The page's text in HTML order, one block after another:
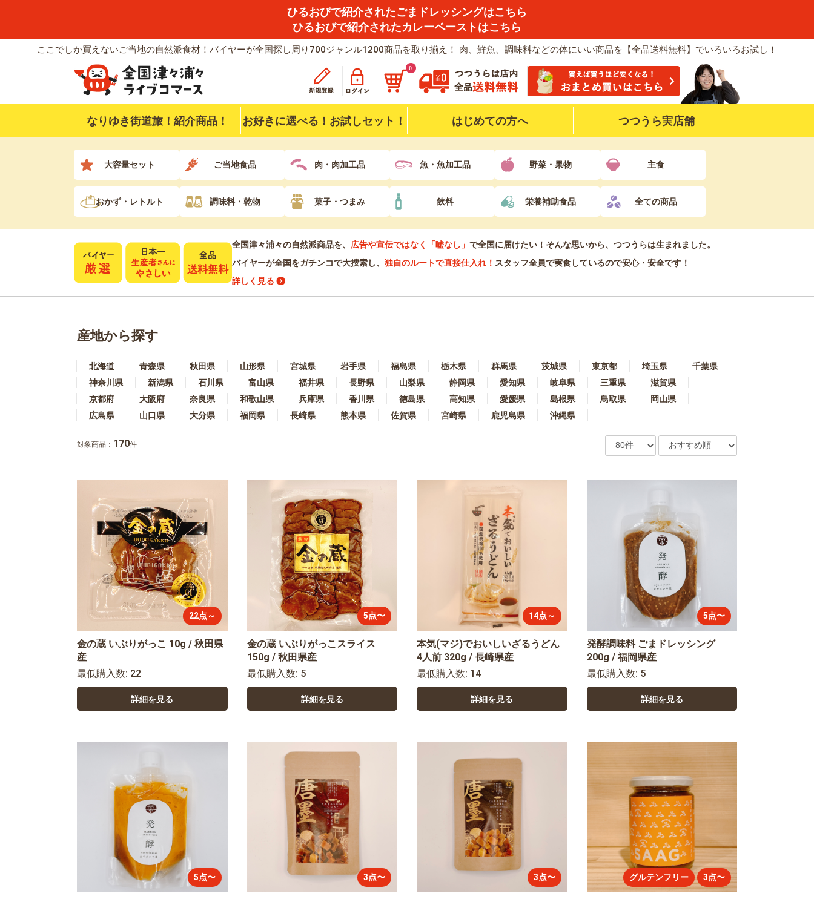
ひるおびで紹介されたごまドレッシングはこちら
ひるおびで紹介されたカレーペーストはこちら
ここでしか買えないご当地の自然派食材！バイヤーが全国探し周り700ジャンル1200商品を取り揃え！ 肉、鮮魚、調味料などの体にいい商品を【全品送料無料】でいろいろお試し！
0
なりゆき街道旅！紹介商品！ お好きに選べる！お試しセット！ はじめての方へ つつうら実店舗
大容量セット ご当地食品 肉・肉加工品 魚・魚加工品 野菜・果物 主食
おかず・レトルト 調味料・乾物 菓子・つまみ 飲料 栄養補助食品 全ての商品
全国津々浦々の自然派商品を、 広告や宣伝ではなく「嘘なし」 で全国に届けたい！そんな思いから、つつうらは生まれました。
バイヤーが全国をガチンコで大捜索し、 独自のルートで直接仕入れ！ スタッフ全員で実食しているので安心・安全です！
詳しく見る
産地から探す
北海道 青森県 秋田県 山形県 宮城県 岩手県 福島県 栃木県 群馬県 茨城県 東京都 埼玉県
千葉県
神奈川県
新潟県 石川県 富山県 福井県 長野県 山梨県 静岡県 愛知県 岐阜県 三重県
滋賀県
京都府
大阪府 奈良県 和歌山県 兵庫県 香川県 徳島県 高知県 愛媛県 島根県 鳥取県
岡山県
広島県
山口県 大分県 福岡県 長崎県 熊本県 佐賀県 宮崎県 鹿児島県 沖縄県
対象商品： 170件
22点～
金の蔵 いぶりがっこ 10g / 秋田県
産
最低購入数: 22
詳細を見る
5点〜
金の蔵 いぶりがっこスライス
150g / 秋田県産
最低購入数: 5
詳細を見る
14点～
本気(マジ)でおいしいざるうどん
4人前 320g / 長崎県産
最低購入数: 14
詳細を見る
5点〜
発酵調味料 ごまドレッシング
200g / 福岡県産
最低購入数: 5
詳細を見る
5点〜 3点〜 3点〜 グルテンフリー 3点〜